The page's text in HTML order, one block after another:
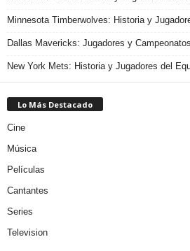
Minnesota Timberwolves: Historia y
Dallas Mavericks: Jugadores y Campeonatos
New York Mets: Historia y Jugadores del
Lo Más Destacado
Cine
Música
Películas
Cantantes
Series
Television